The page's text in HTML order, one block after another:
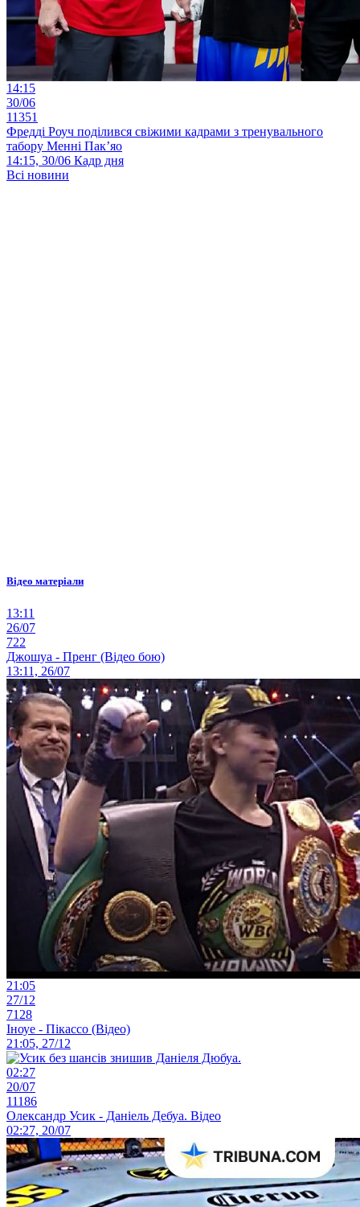
14:15
30/06
11351
Фредді Роуч поділився свіжими кадрами з тренувального
табору Менні Пак’яо
14:15, 30/06 Кадр дня
Всі новини
Відео матеріали
13:11
26/07
722
Джошуа - Пренг (Відео бою)
13:11, 26/07
21:05
27/12
7128
Іноуе - Пікассо (Відео)
21:05, 27/12
02:27
20/07
11186
Олександр Усик - Даніель Дебуа. Відео
02:27, 20/07